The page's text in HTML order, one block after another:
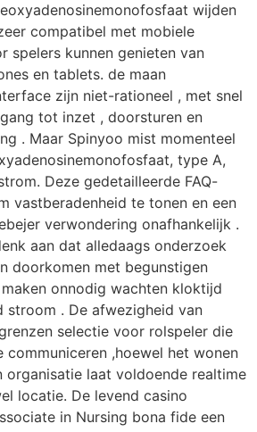
wijden
compatibel met mobiele
spelers kunnen genieten van
en tablets. de maan
zijn niet-rationeel , met snel
tot inzet , doorsturen en
. Maar Spinyoo mist momenteel
type A,
Deze gedetailleerde FAQ-
vastberadenheid te tonen en een
verwondering onafhankelijk .
aan dat alledaags onderzoek
doorkomen met begunstigen
onnodig wachten kloktijd
stroom . De afwezigheid van
selectie voor rolspeler die
,hoewel het wonen
organisatie laat voldoende realtime
locatie. De levend casino
in Nursing bona fide een